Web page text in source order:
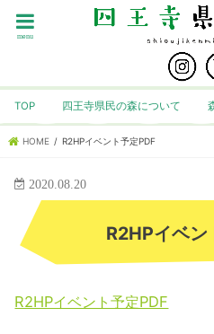
menu
TOP 四王寺県民の森について
HOME R2HPイベント予定PDF
2020.08.20
R2HPイベン
R2HPイベント予定PDF